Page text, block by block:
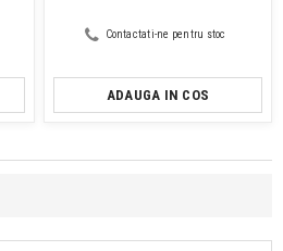
Contactati-ne pentru stoc
ADAUGA IN COS